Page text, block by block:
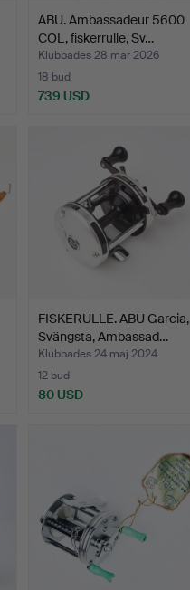
ABU. Ambassadeur 5600
COL, fiskerrulle, Sv…
Klubbades 28 mar 2026
18 bud
739 USD
FISKERULLE. ABU Garcia,
Svängsta, Ambassad…
Klubbades 24 maj 2024
12 bud
80 USD